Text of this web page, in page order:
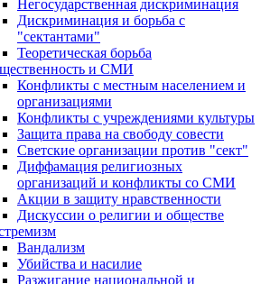
Негосударственная дискриминация
Дискриминация и борьба с
"сектантами"
Теоретическая борьба
и СМИ
Конфликты с местным населением и
организациями
Конфликты с учреждениями культуры
Защита права на свободу совести
Светские организации против "сект"
Диффамация религиозных
организаций и конфликты со СМИ
Акции в защиту нравственности
Дискуссии о религии и обществе
Вандализм
Убийства и насилие
Разжигание национальной и